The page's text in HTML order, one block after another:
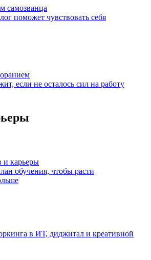
самозванца
поможет чувствовать себя
если не осталось сил на работу
и карьеры
обучения, чтобы расти
в ИТ, диджитал и креативной